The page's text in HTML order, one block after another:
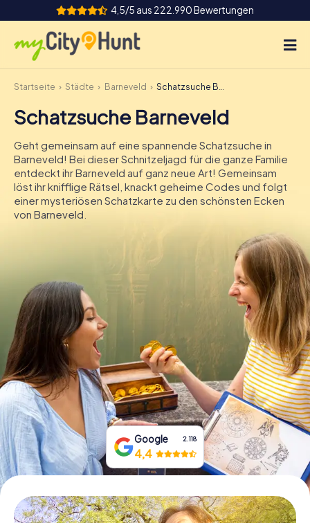
4,5/5 aus 222.990 Bewertungen
So funktioniert's
Städte
Touren
Teamevent
Tickets
DE
IE
IT
Tickets buchen
Gutscheine bestellen
Startseite Städte Barneveld Schatzsuche Barneveld
Schatzsuche Barneveld
Geht gemeinsam auf eine spannende Schatzsuche in
Barneveld! Bei dieser Schnitzeljagd für die ganze Familie
entdeckt ihr Barneveld auf ganz neue Art! Gemeinsam
löst ihr knifflige Rätsel, knackt geheime Codes und folgt
einer mysteriösen Schatzkarte zu den schönsten Ecken
von Barneveld.
Google 2.118
4,4